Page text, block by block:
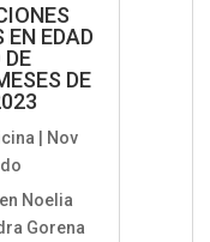
EN EDAD
DE
Nov
Noelia
Gorena